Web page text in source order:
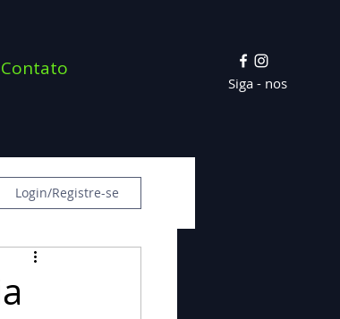
Contato
Siga - nos
Login/Registre-se